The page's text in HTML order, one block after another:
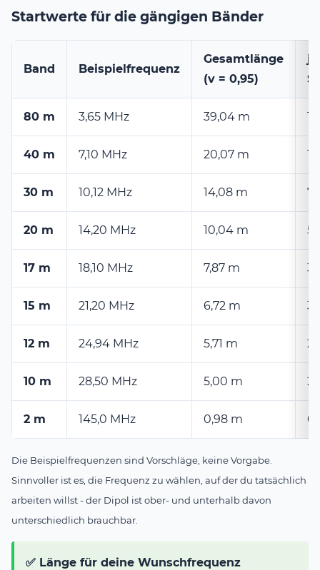
Startwerte für die gängigen Bänder
Band Beispielfrequenz
Gesamtlänge
(v = 0,95)
je
80 m 3,65 MHz 39,04 m
40 m 7,10 MHz 20,07 m
30 m 10,12 MHz 14,08 m
20 m 14,20 MHz 10,04 m
17 m 18,10 MHz 7,87 m
15 m 21,20 MHz 6,72 m
12 m 24,94 MHz 5,71 m
10 m 28,50 MHz 5,00 m
2 m 145,0 MHz 0,98 m
Die Beispielfrequenzen sind Vorschläge, keine Vorgabe.
Sinnvoller ist es, die Frequenz zu wählen, auf der du tatsächlich
arbeiten willst - der Dipol ist ober- und unterhalb davon
unterschiedlich brauchbar.
✅ Länge für deine Wunschfrequenz